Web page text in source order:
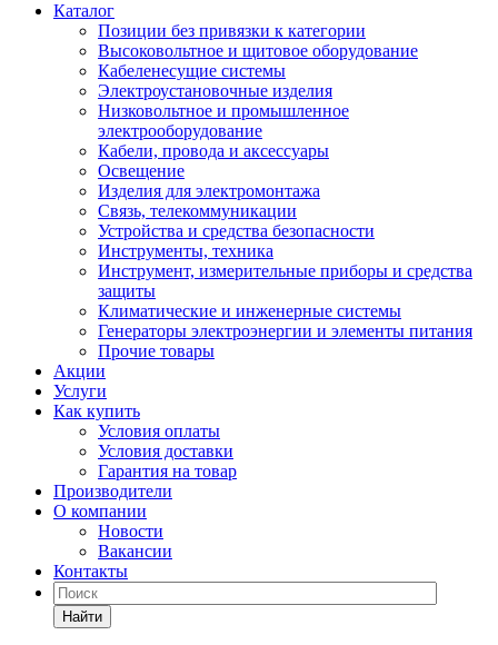
Каталог
Позиции без привязки к категории
Высоковольтное и щитовое оборудование
Кабеленесущие системы
Электроустановочные изделия
Низковольтное и промышленное
электрооборудование
Кабели, провода и аксессуары
Освещение
Изделия для электромонтажа
Связь, телекоммуникации
Устройства и средства безопасности
Инструменты, техника
Инструмент, измерительные приборы и средства
защиты
Климатические и инженерные системы
Генераторы электроэнергии и элементы питания
Прочие товары
Акции
Услуги
Как купить
Условия оплаты
Условия доставки
Гарантия на товар
Производители
О компании
Новости
Вакансии
Контакты
Найти